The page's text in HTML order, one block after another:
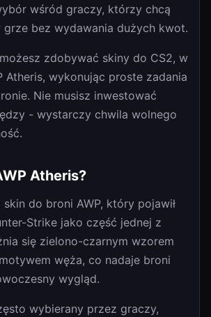
wśród graczy, którzy chcą
bez wydawania dużych kwot.
możesz zdobywać skiny do CS2, w
Atheris, wykonując proste zadania
Nie musisz inwestować
- wystarczy chwila wolnego
Atheris?
skin do broni AWP, który pojawił
Strike jako część jednej z
się zielono-czarnym wzorem
węża, co nadaje broni
wygląd.
wybierany przez graczy,